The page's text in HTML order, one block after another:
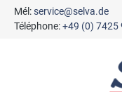
principal
Mél:service@selva.de
Téléphone:+49 (0) 7425